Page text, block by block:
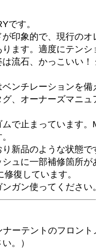
です。
が印象的で、現行の
ます。適度にテン
流石、かっこいい
ンチレーションを備
、オーナーズマニ
で止まっています
新品のような状態で
ュに一部補修箇所
復しています。
ガン使ってください
ーテントのフロン
。）